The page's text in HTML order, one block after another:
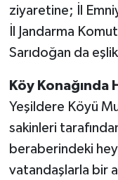
ziyaretine; İl
İl Jandarma
Sarıdoğan da
Köy Konağında
Yeşildere Köyü
sakinleri
beraberindeki
vatandaşlarla bir